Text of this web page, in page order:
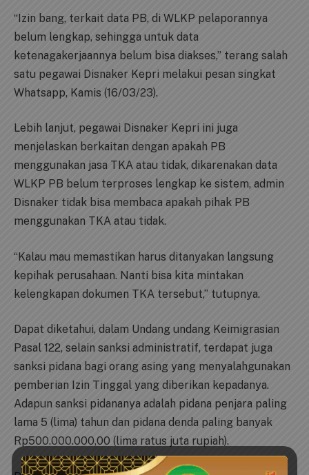
“Izin bang, terkait data PB, di WLKP pelaporannya
belum lengkap, sehingga untuk data
ketenagakerjaannya belum bisa diakses,” terang salah
satu pegawai Disnaker Kepri melakui pesan singkat
Whatsapp, Kamis (16/03/23).
Lebih lanjut, pegawai Disnaker Kepri ini juga
menjelaskan berkaitan dengan apakah PB
menggunakan jasa TKA atau tidak, dikarenakan data
WLKP PB belum terproses lengkap ke sistem, admin
Disnaker tidak bisa membaca apakah pihak PB
menggunakan TKA atau tidak.
“Kalau mau memastikan harus ditanyakan langsung
kepihak perusahaan. Nanti bisa kita mintakan
kelengkapan dokumen TKA tersebut,” tutupnya.
Dapat diketahui, dalam Undang undang Keimigrasian
Pasal 122, selain sanksi administratif, terdapat juga
sanksi pidana bagi orang asing yang menyalahgunakan
pemberian Izin Tinggal yang diberikan kepadanya.
Adapun sanksi pidananya adalah pidana penjara paling
lama 5 (lima) tahun dan pidana denda paling banyak
Rp500.000.000,00 (lima ratus juta rupiah).